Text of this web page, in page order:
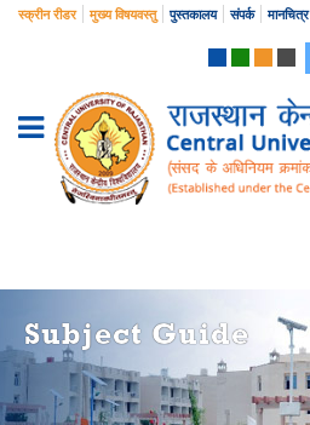
स्क्रीन रीडर मुख्य विषयवस्तु पुस्तकालय संपर्क मानचित्र
Subject Guide